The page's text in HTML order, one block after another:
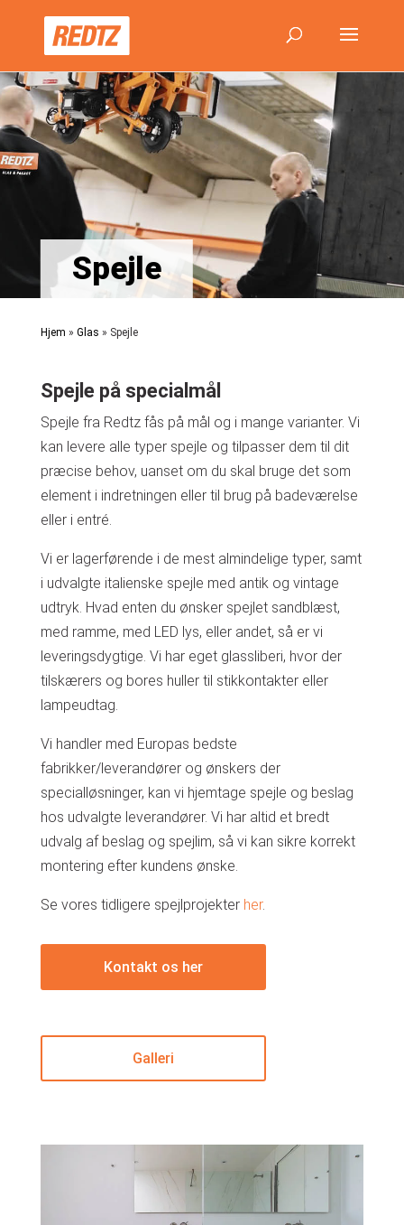
Spejle
Hjem » Glas » Spejle
Spejle på specialmål
Spejle fra Redtz fås på mål og i mange varianter. Vi
kan levere alle typer spejle og tilpasser dem til dit
præcise behov, uanset om du skal bruge det som
element i indretningen eller til brug på badeværelse
eller i entré.
Vi er lagerførende i de mest almindelige typer, samt
i udvalgte italienske spejle med antik og vintage
udtryk. Hvad enten du ønsker spejlet sandblæst,
med ramme, med LED lys, eller andet, så er vi
leveringsdygtige. Vi har eget glassliberi, hvor der
tilskærers og bores huller til stikkontakter eller
lampeudtag.
Vi handler med Europas bedste
fabrikker/leverandører og ønskers der
specialløsninger, kan vi hjemtage spejle og beslag
hos udvalgte leverandører. Vi har altid et bredt
udvalg af beslag og spejlim, så vi kan sikre korrekt
montering efter kundens ønske.
Se vores tidligere spejlprojekter her.
Kontakt os her
Galleri